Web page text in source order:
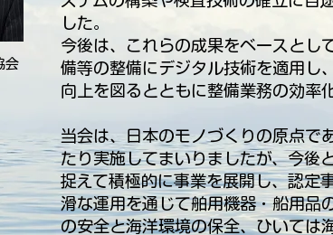
会
した。
今後は、これらの成果をベースとし
備等の整備にデジタル技術を適用し
向上を図るとともに整備業務の効率
当会は、日本のモノづくりの原点で
たり実施してまいりましたが、今後
捉えて積極的に事業を展開し、認定
滑な運用を通じて舶用機器・船用品
の安全と海洋環境の保全、ひいては